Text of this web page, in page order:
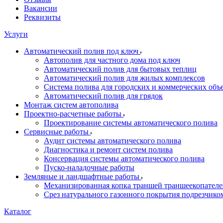
Вакансии
Реквизиты
Услуги
Автоматический полив под ключ
Автополив для частного дома под ключ
Автоматический полив для бытовых теплиц
Автоматический полив для жилых комплексов
Система полива для городских и коммерческих
Автоматический полив для грядок
Монтаж систем автополива
Проектно-расчетные работы
Проектирование системы автоматического полива
Сервисные работы
Аудит системы автоматического полива
Диагностика и ремонт систем полива
Консервация системы автоматического полива
Пуско-наладочные работы
Земляные и ландшафтные работы
Механизированная копка траншей
Срез натурального газонного покрытия
Каталог